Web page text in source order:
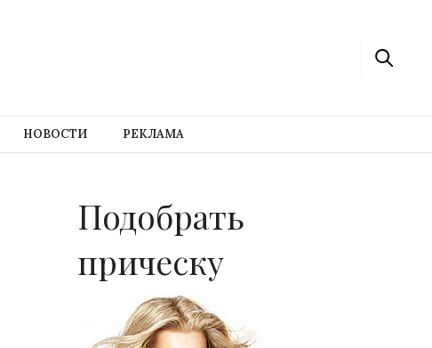
НОВОСТИ РЕКЛАМА
Подобрать
прическу